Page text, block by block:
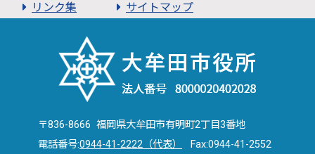
リンク集
サイトマップ
〒836-8666 福岡県大牟田市有明町2丁目3番地
電話番号:0944-41-2222（代表） Fax:0944-41-2552